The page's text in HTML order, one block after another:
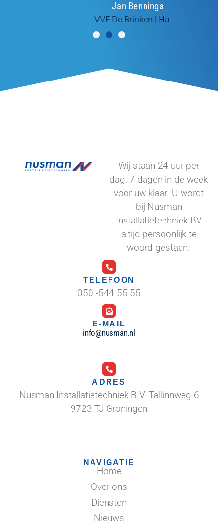
Jan Benninga
VVE De Brinken | Haren
Wij staan 24 uur per
dag, 7 dagen in de week
voor uw klaar. U wordt
bij Nusman
Installatietechniek BV
altijd persoonlijk te
woord gestaan.
TELEFOON
050 -544 55 55
E-MAIL
info@nusman.nl
ADRES
Nusman Installatietechniek B.V. Tallinnweg 6
9723 TJ Groningen
NAVIGATIE
Home
Over ons
Diensten
Nieuws